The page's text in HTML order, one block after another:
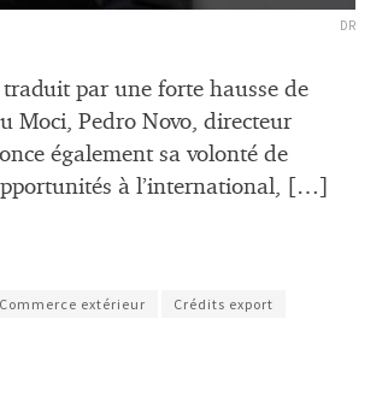
DR
par une forte hausse de
Moci, Pedro Novo, directeur
également sa volonté de
à l’international, […]
Commerce extérieur
Crédits export